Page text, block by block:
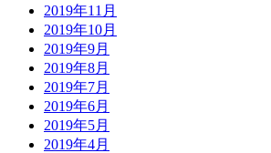
2019年11月
2019年10月
2019年9月
2019年8月
2019年7月
2019年6月
2019年5月
2019年4月